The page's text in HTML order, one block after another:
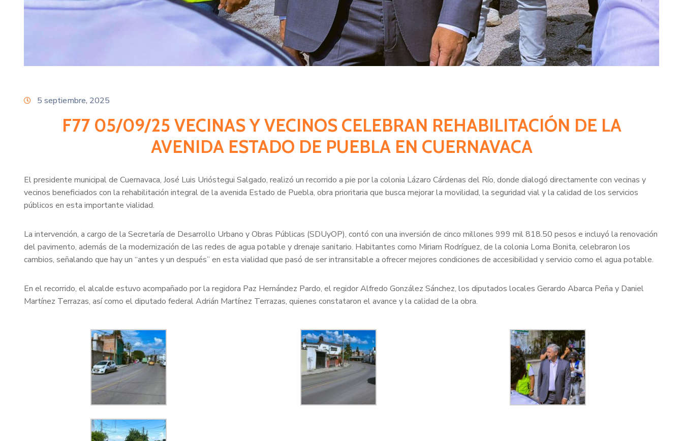
5 septiembre, 2025
F77 05/09/25 VECINAS Y VECINOS CELEBRAN REHABILITACIÓN DE LA
AVENIDA ESTADO DE PUEBLA EN CUERNAVACA
El presidente municipal de Cuernavaca, José Luis Urióstegui Salgado, realizó un recorrido a pie por la colonia Lázaro Cárdenas del Río, donde dialogó directamente con vecinas y
vecinos beneficiados con la rehabilitación integral de la avenida Estado de Puebla, obra prioritaria que busca mejorar la movilidad, la seguridad vial y la calidad de los servicios
públicos en esta importante vialidad.
La intervención, a cargo de la Secretaría de Desarrollo Urbano y Obras Públicas (SDUyOP), contó con una inversión de cinco millones 999 mil 818.50 pesos e incluyó la renovación
del pavimento, además de la modernización de las redes de agua potable y drenaje sanitario. Habitantes como Miriam Rodríguez, de la colonia Loma Bonita, celebraron los
cambios, señalando que hay un “antes y un después” en esta vialidad que pasó de ser intransitable a ofrecer mejores condiciones de accesibilidad y servicio como el agua potable.
En el recorrido, el alcalde estuvo acompañado por la regidora Paz Hernández Pardo, el regidor Alfredo González Sánchez, los diputados locales Gerardo Abarca Peña y Daniel
Martínez Terrazas, así como el diputado federal Adrián Martínez Terrazas, quienes constataron el avance y la calidad de la obra.